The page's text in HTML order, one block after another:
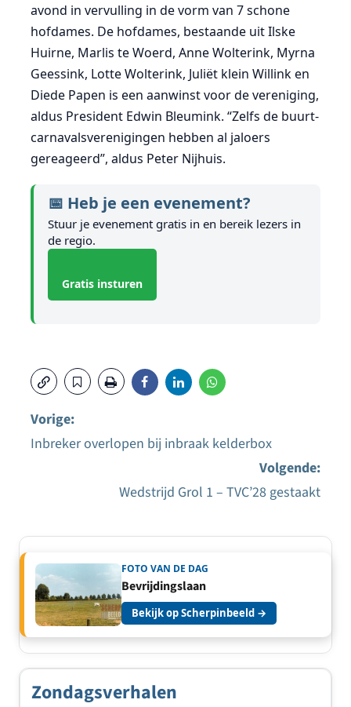
avond in vervulling in de vorm van 7 schone
hofdames. De hofdames, bestaande uit Ilske
Huirne, Marlis te Woerd, Anne Wolterink, Myrna
Geessink, Lotte Wolterink, Juliët klein Willink en
Diede Papen is een aanwinst voor de vereniging,
aldus President Edwin Bleumink. “Zelfs de buurt-
carnavalsverenigingen hebben al jaloers
gereageerd”, aldus Peter Nijhuis.
📅 Heb je een evenement?
Stuur je evenement gratis in en bereik lezers in
de regio.
Gratis insturen
navigatie
Vorige:
Inbreker overlopen bij inbraak kelderbox
Volgende:
Wedstrijd Grol 1 – TVC’28 gestaakt
FOTO VAN DE DAG
Bevrijdingslaan
Bekijk op Scherpinbeeld →
Zondagsverhalen